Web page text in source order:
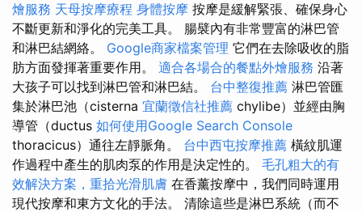
燴服務 天母按摩療程 身體按摩 按摩是緩解緊張、確保身心
不斷更新和淨化的完美工具。 腸襞內有非常豐富的淋巴管
和淋巴結網絡。 Google商家檔案管理 它們在去除吸收的脂
肪方面發揮著重要作用。 適合各場合的餐點外燴服務 沿著
大孩子可以找到淋巴管和淋巴結。 台中整復推薦 淋巴管匯
集於淋巴池（cisterna 宜蘭徵信社推薦 chylibe）並經由胸
導管（ductus 如何使用Google Search Console
thoracicus）通往左靜脈角。 台中西屯按摩推薦 橫紋肌運
作過程中產生的肌肉泵的作用是決定性的。 毛孔粗大的有
效解決方案，重拾光滑肌膚 在香薰按摩中，我們同時運用
現代按摩和東方文化的手法。 清除這些是淋巴系統（而不